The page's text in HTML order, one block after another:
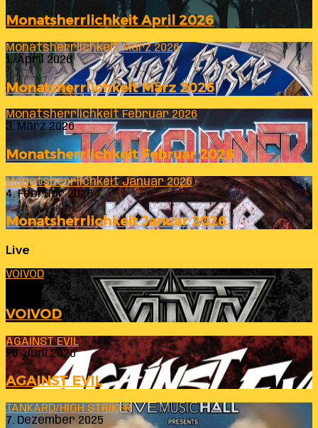
Monatsherrlichkeit April 2026
Monatsherrlichkeit März 2026
1. April 2026
Monatsherrlichkeit März 2026
Monatsherrlichkeit Februar 2026
3. März 2026
Monatsherrlichkeit Februar 2026
Monatsherrlichkeit Januar 2026
4. Februar 2026
Monatsherrlichkeit Januar 2026
Live
VOIVOD
23. Juli 2026
VOIVOD
AGAINST EVIL
26. Juni 2026
AGAINST EVIL
TANKARD/HIGH STRIKER
7. Dezember 2025